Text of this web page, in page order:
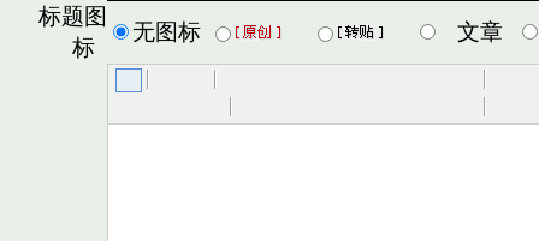
标题图
标
无图标 文章